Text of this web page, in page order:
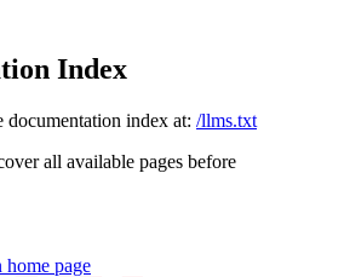
Index
documentation index at: /llms.txt
all available pages before
home page